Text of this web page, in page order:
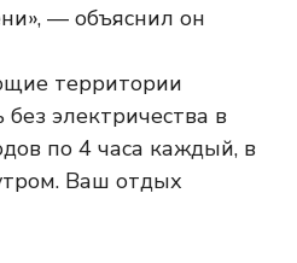
— объяснил он
территории
электричества в
по 4 часа каждый, в
Ваш отдых